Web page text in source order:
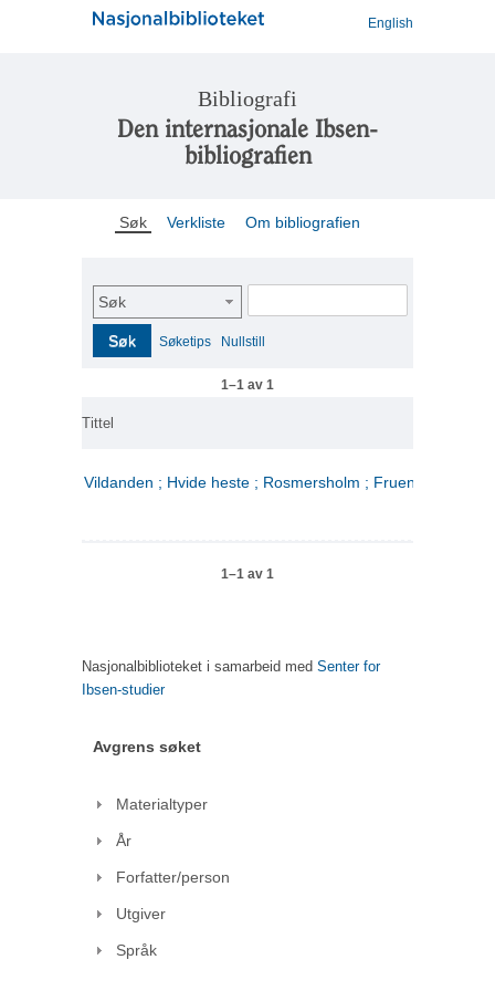
English
Bibliografi
Den internasjonale Ibsen-
bibliografien
Søk Verkliste Om bibliografien
Søk
Søk Søketips Nullstill
1–1 av 1
Tittel
Vildanden ; Hvide heste ; Rosmersholm ; Fruen fra havet
1–1 av 1
Nasjonalbiblioteket i samarbeid med Senter for
Ibsen-studier
Avgrens søket
Materialtyper
År
Forfatter/person
Utgiver
Språk